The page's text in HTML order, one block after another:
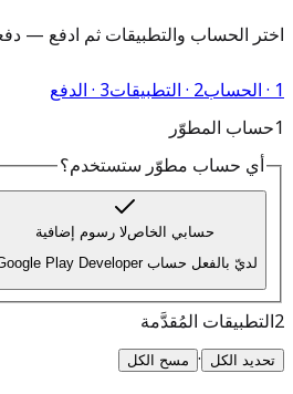
اختر الحساب والتطبيقات ثم ادفع —
1 · الحساب
2 · التطبيقات
3 · الدفع
1حساب المطوّر
أي حساب مطوّر ستستخدم؟
حسابي الخاصلا رسوم إضافية
لديّ بالفعل حساب Google Play Developer.
2التطبيقات المُقدَّمة
تحديد الكل · مسح الكل